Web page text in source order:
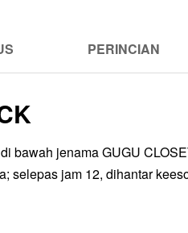
PERINCIAN
bawah jenama GUGU
selepas jam 12, dihantar